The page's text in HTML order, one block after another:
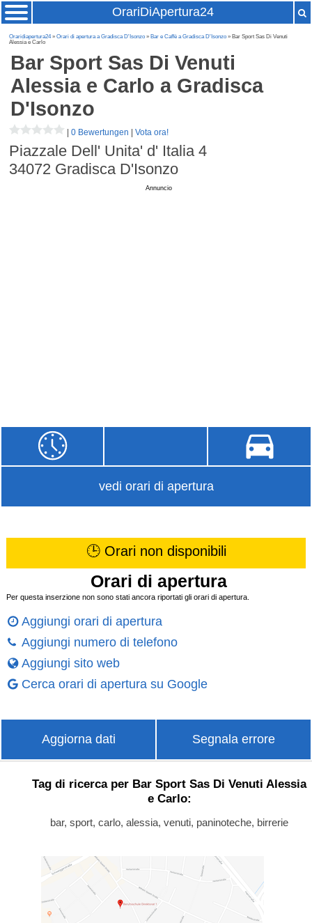
OrariDiApertura24
Oraridiapertura24»Orari di apertura a Gradisca D'Isonzo » Bar e Caffè a Gradisca D'Isonzo » Bar Sport Sas Di Venuti
Alessia e Carlo
Bar Sport Sas Di Venuti
Alessia e Carlo a Gradisca
D'Isonzo
|0 Bewertungen |Vota ora!
Piazzale Dell' Unita' d' Italia 4
34072 Gradisca D'Isonzo
Annuncio
vedi orari di apertura
🕒 Orari non disponibili
Orari di apertura
Per questa inserzione non sono stati ancora riportati gli orari di apertura.
Aggiungi orari di apertura
Aggiungi numero di telefono
Aggiungi sito web
Cerca orari di apertura su Google
Aggiorna dati Segnala errore
Tag di ricerca per Bar Sport Sas Di Venuti Alessia
e Carlo:
bar, sport, carlo, alessia, venuti, paninoteche, birrerie